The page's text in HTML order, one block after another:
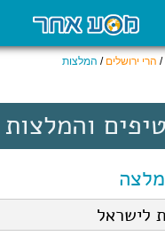
/ הרי ירושלים / המלצות
טיפים והמלצות